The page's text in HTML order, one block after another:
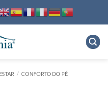
/ CONFORTO DO PÉ